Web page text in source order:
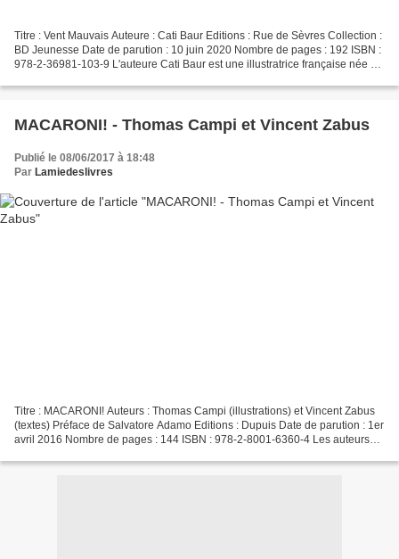
Titre : Vent Mauvais Auteure : Cati Baur Editions : Rue de Sèvres Collection :
BD Jeunesse Date de parution : 10 juin 2020 Nombre de pages : 192 ISBN :
978-2-36981-103-9 L'auteure Cati Baur est une illustratrice française née à
MACARONI! - Thomas Campi et Vincent Zabus
Publié le 08/06/2017 à 18:48
Par Lamiedeslivres
Titre : MACARONI! Auteurs : Thomas Campi (illustrations) et Vincent Zabus
(textes) Préface de Salvatore Adamo Editions : Dupuis Date de parution : 1er
avril 2016 Nombre de pages : 144 ISBN : 978-2-8001-6360-4 Les auteurs